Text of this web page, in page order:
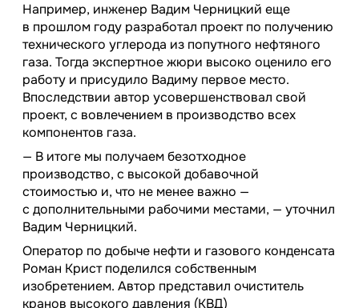
Например, инженер Вадим Черницкий еще
в прошлом году разработал проект по получению
технического углерода из попутного нефтяного
газа. Тогда экспертное жюри высоко оценило его
работу и присудило Вадиму первое место.
Впоследствии автор усовершенствовал свой
проект, с вовлечением в производство всех
компонентов газа.
— В итоге мы получаем безотходное
производство, с высокой добавочной
стоимостью и, что не менее важно —
с дополнительными рабочими местами, — уточнил
Вадим Черницкий.
Оператор по добыче нефти и газового конденсата
Роман Крист поделился собственным
изобретением. Автор представил очиститель
кранов высокого давления (КВД)